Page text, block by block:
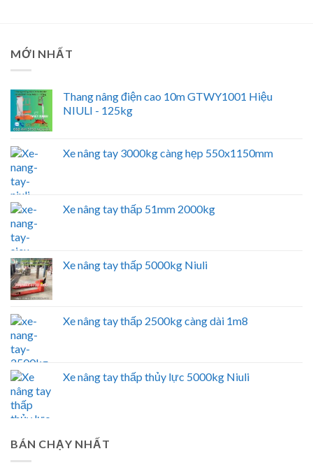
MỚI NHẤT
Thang nâng điện cao 10m GTWY1001 Hiệu
NIULI - 125kg
Xe nâng tay 3000kg càng hẹp 550x1150mm
Xe nâng tay thấp 51mm 2000kg
Xe nâng tay thấp 5000kg Niuli
Xe nâng tay thấp 2500kg càng dài 1m8
Xe nâng tay thấp thủy lực 5000kg Niuli
BÁN CHẠY NHẤT